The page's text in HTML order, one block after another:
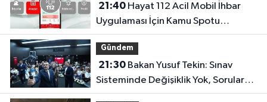
21:40Hayat 112 Acil Mobil İhbar
Uygulaması İçin Kamu Spotu
Yayında!
Gündem
21:30Bakan Yusuf Tekin: Sınav
Sisteminde Değişiklik Yok, Sorular
Yeni Müfredata Uygun Olacak